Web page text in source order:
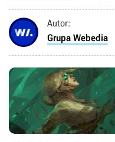
Autor:
Grupa Webedia